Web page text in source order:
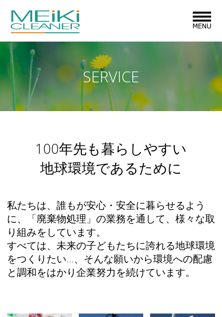
MENU
SERVICE
100年先も暮らしやすい
地球環境であるために
私たちは、誰もが安心・安全に暮らせるよう
に、「廃棄物処理」の業務を通して、様々な取
り組みをしています。
すべては、未来の子どもたちに誇れる地球環境
をつくりたい…、そんな願いから環境への配慮
と調和をはかり企業努力を続けています。